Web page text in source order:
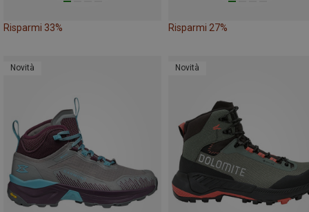
Risparmi 33% Risparmi 27%
Novità Novità